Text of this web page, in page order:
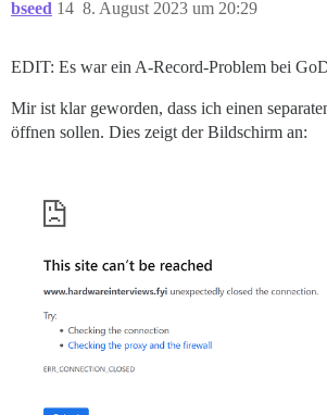
bseed 8. August 2023 um 20:29
14
EDIT: Es war ein A-Record-Problem bei
Mir ist klar geworden, dass ich einen
öffnen sollen. Dies zeigt der Bildschirm an: